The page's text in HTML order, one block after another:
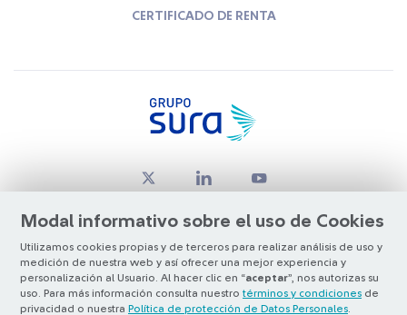
Modal informativo sobre el uso de Cookies
Utilizamos cookies propias y de terceros para realizar análisis de uso y
medición de nuestra web y así ofrecer una mejor experiencia y
personalización al Usuario. Al hacer clic en “aceptar”, nos autorizas su
uso. Para más información consulta nuestro términos y condiciones de
privacidad o nuestra Política de protección de Datos Personales
CERTIFICADO DE RENTA
© Copyright Grupo SURA 2026